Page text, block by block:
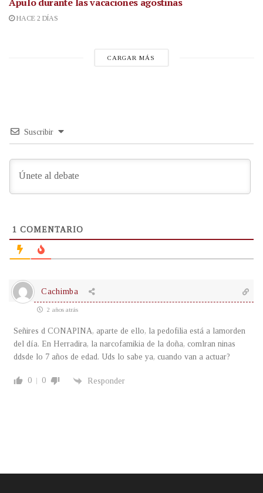
Apulo durante las vacaciones agostinas
HACE 2 DÍAS
CARGAR MÁS
Suscribir
1 COMENTARIO
Cachimba
2 años atrás
Señires d CONAPINA, aparte de ello, la pedofilia está a lamorden
del día. En Herradira, la narcofamikia de la doña, comlran ninas
ddsde lo 7 años de edad. Uds lo sabe ya, cuando van a actuar?
0 0 Responder